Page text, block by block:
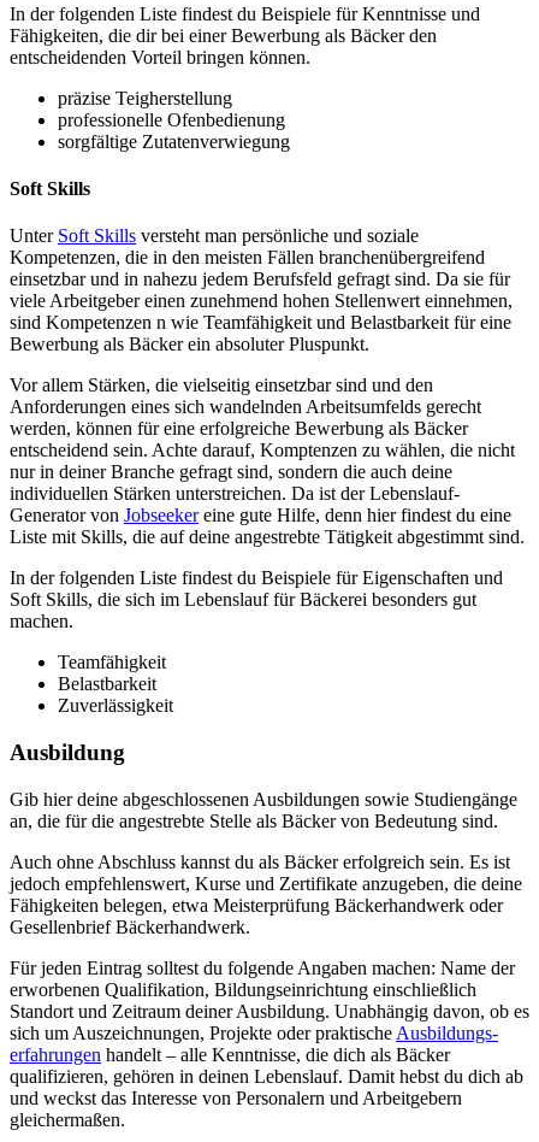
In der folgenden Liste findest du Beispiele für Kenntnisse und
Fähigkeiten, die dir bei einer Bewerbung als Bäcker den
entscheidenden Vorteil bringen können.
präzise Teigherstellung
professionelle Ofenbedienung
sorgfältige Zutatenverwiegung
Soft Skills
Unter Soft Skills versteht man persönliche und soziale
Kompetenzen, die in den meisten Fällen branchenübergreifend
einsetzbar und in nahezu jedem Berufsfeld gefragt sind. Da sie für
viele Arbeitgeber einen zunehmend hohen Stellenwert einnehmen,
sind Kompetenzen n wie Teamfähigkeit und Belastbarkeit für eine
Bewerbung als Bäcker ein absoluter Pluspunkt.
Vor allem Stärken, die vielseitig einsetzbar sind und den
Anforderungen eines sich wandelnden Arbeitsumfelds gerecht
werden, können für eine erfolgreiche Bewerbung als Bäcker
entscheidend sein. Achte darauf, Komptenzen zu wählen, die nicht
nur in deiner Branche gefragt sind, sondern die auch deine
individuellen Stärken unterstreichen. Da ist der Lebenslauf-
Generator von Jobseekereine gute Hilfe, denn hier findest du eine
Liste mit Skills, die auf deine angestrebte Tätigkeit abgestimmt sind.
In der folgenden Liste findest du Beispiele für Eigenschaften und
Soft Skills, die sich im Lebenslauf für Bäckerei besonders gut
machen.
Teamfähigkeit
Belastbarkeit
Zuverlässigkeit
Ausbildung
Gib hier deine abgeschlossenen Ausbildungen sowie Studiengänge
an, die für die angestrebte Stelle als Bäcker von Bedeutung sind.
Auch ohne Abschluss kannst du als Bäcker erfolgreich sein. Es ist
jedoch empfehlenswert, Kurse und Zertifikate anzugeben, die deine
Fähigkeiten belegen, etwa Meisterprüfung Bäckerhandwerk oder
Gesellenbrief Bäckerhandwerk.
Für jeden Eintrag solltest du folgende Angaben machen: Name der
erworbenen Qualifikation, Bildungseinrichtung einschließlich
Standort und Zeitraum deiner Ausbildung. Unabhängig davon, ob es
sich um Auszeichnungen, Projekte oder praktische Ausbildungs­
erfahrungen handelt – alle Kenntnisse, die dich als Bäcker
qualifizieren, gehören in deinen Lebenslauf. Damit hebst du dich ab
und weckst das Interesse von Personalern und Arbeitgebern
gleichermaßen.